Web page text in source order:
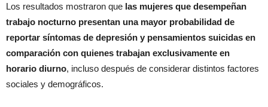
Los resultados mostraron que las mujeres que desempeñan
trabajo nocturno presentan una mayor probabilidad de
reportar síntomas de depresión y pensamientos suicidas en
comparación con quienes trabajan exclusivamente en
horario diurno, incluso después de considerar distintos factores
sociales y demográficos.